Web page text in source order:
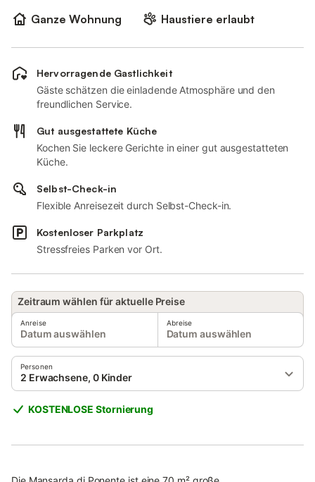
Ganze Wohnung
Haustiere erlaubt
Hervorragende Gastlichkeit
Gäste schätzen die einladende Atmosphäre und den
freundlichen Service.
Gut ausgestattete Küche
Kochen Sie leckere Gerichte in einer gut ausgestatteten
Küche.
Selbst-Check-in
Flexible Anreisezeit durch Selbst-Check-in.
Kostenloser Parkplatz
Stressfreies Parken vor Ort.
Zeitraum wählen für aktuelle Preise
Anreise
Datum auswählen
Abreise
Datum auswählen
Personen
2 Erwachsene, 0 Kinder
KOSTENLOSE Stornierung